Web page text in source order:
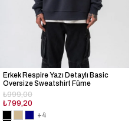
Erkek Respire Yazı Detaylı Basic
Oversize Sweatshirt Füme
₺799,20
₺999,00
+4